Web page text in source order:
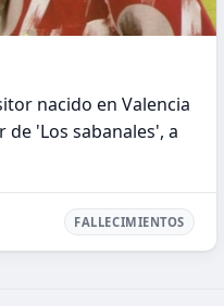
nacido en Valencia
de 'Los sabanales', a
FALLECIMIENTOS